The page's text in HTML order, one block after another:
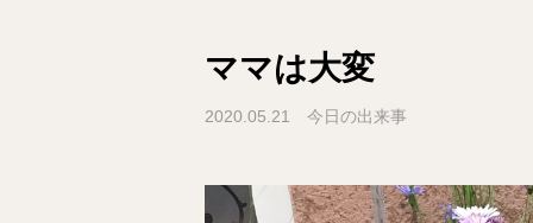
ママは大変
2020.05.21 今日の出来事